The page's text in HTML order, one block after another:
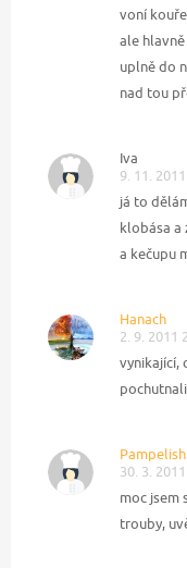
voní
ale
uplně do
nad tou
Iva
9. 11.
já to
klobása a
a kečupu
Hanach
2. 9. 2011
vynikající,
30. 3.
moc jsem
trouby,